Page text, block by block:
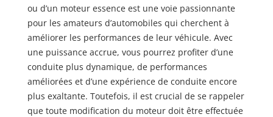
ou d’un moteur essence est une voie passionnante
pour les amateurs d’automobiles qui cherchent à
améliorer les performances de leur véhicule. Avec
une puissance accrue, vous pourrez profiter d’une
conduite plus dynamique, de performances
améliorées et d’une expérience de conduite encore
plus exaltante. Toutefois, il est crucial de se rappeler
que toute modification du moteur doit être effectuée